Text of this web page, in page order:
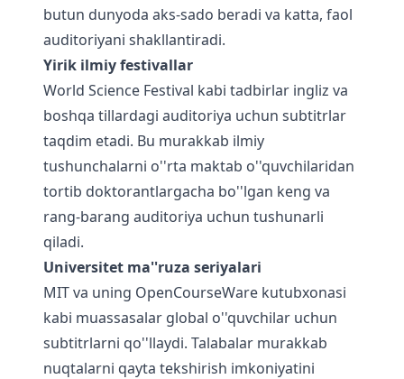
butun dunyoda aks-sado beradi va katta, faol
auditoriyani shakllantiradi.
Yirik ilmiy festivallar
World Science Festival kabi tadbirlar ingliz va
boshqa tillardagi auditoriya uchun subtitrlar
taqdim etadi. Bu murakkab ilmiy
tushunchalarni o''rta maktab o''quvchilaridan
tortib doktorantlargacha bo''lgan keng va
rang-barang auditoriya uchun tushunarli
qiladi.
Universitet ma''ruza seriyalari
MIT va uning OpenCourseWare kutubxonasi
kabi muassasalar global o''quvchilar uchun
subtitrlarni qo''llaydi. Talabalar murakkab
nuqtalarni qayta tekshirish imkoniyatini